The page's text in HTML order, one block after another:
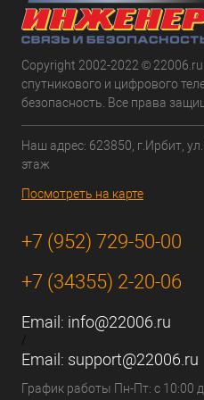
Copyright 2002-2022 ©
спутникового и цифрового
безопасность. Все права
Наш адрес: 623850, г.Ирбит,
этаж
Посмотреть на карте
+7 (952) 729-50-00
+7 (34355) 2-20-06
Email: info@22006.ru
/
Email: support@22006.ru
График работы Пн-Пт: с 10:00